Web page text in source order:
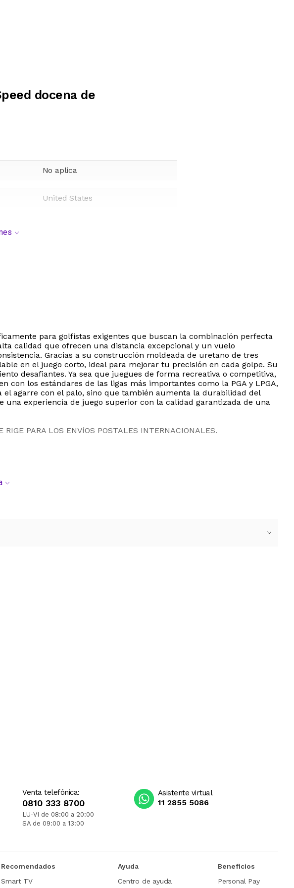
docena de
No aplica
United States
para golfistas exigentes que buscan la combinación perfecta
calidad que ofrecen una distancia excepcional y un vuelo
Gracias a su construcción moldeada de uretano de tres
en el juego corto, ideal para mejorar tu precisión en cada golpe. Su
desafiantes. Ya sea que juegues de forma recreativa o competitiva,
los estándares de las ligas más importantes como la PGA y LPGA,
agarre con el palo, sino que también aumenta la durabilidad del
experiencia de juego superior con la calidad garantizada de una
RIGE PARA LOS ENVíOS POSTALES INTERNACIONALES.
Venta telefónica:
0810 333 8700
LU-VI de 08:00 a 20:00
SA de 09:00 a 13:00
Asistente virtual
11 2855 5086
Recomendados
Smart TV
Ayuda
Centro de ayuda
Beneficios
Personal Pay